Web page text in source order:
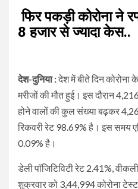
फिर पकड़ी कोरोना ने
8 हजार से ज्यादा केस..
देश-दुनिया :देश में बीते दिन
मरीजों की मौत हुई। इस दौरान
होने वालों की कुल संख्या बढ़कर
रिकवरी रेट 98.69% है। इस समय
0.09% है।
डेली पॉजिटिविटी रेट 2.41%,
शुक्रवार को 3,44,994 कोरोना